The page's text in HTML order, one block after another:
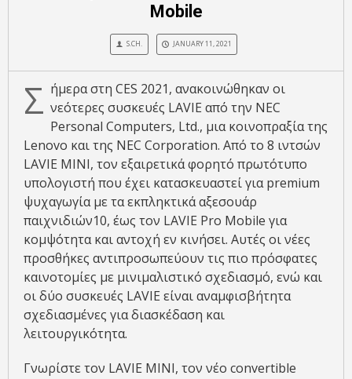
Mobile
S.CH. JANUARY 11, 2021
Σ ήμερα στη CES 2021, ανακοινώθηκαν οι
νεότερες συσκευές LAVIE από την NEC
Personal Computers, Ltd., μια κοινοπραξία της
Lenovo και της NEC Corporation. Από το 8 ιντσών
LAVIE MINI, τον εξαιρετικά φορητό πρωτότυπο
υπολογιστή που έχει κατασκευαστεί για premium
ψυχαγωγία με τα εκπληκτικά αξεσουάρ
παιχνιδιών10, έως τον LAVIE Pro Mobile για
κομψότητα και αντοχή εν κινήσει. Αυτές οι νέες
προσθήκες αντιπροσωπεύουν τις πιο πρόσφατες
καινοτομίες με μινιμαλιστικό σχεδιασμό, ενώ και
οι δύο συσκευές LAVIE είναι αναμφισβήτητα
σχεδιασμένες για διασκέδαση και
λειτουργικότητα.
Γνωρίστε τον LAVIE MINI, τον νέο convertible